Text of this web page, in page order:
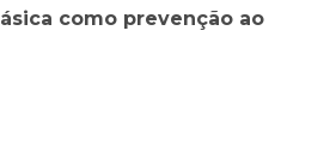
como prevenção ao